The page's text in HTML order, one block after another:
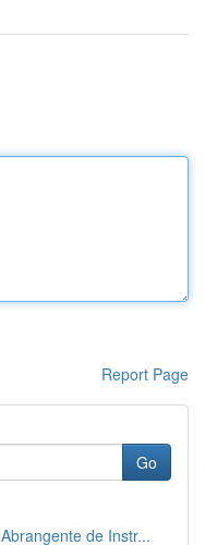
Report Page
Go
de Instr...